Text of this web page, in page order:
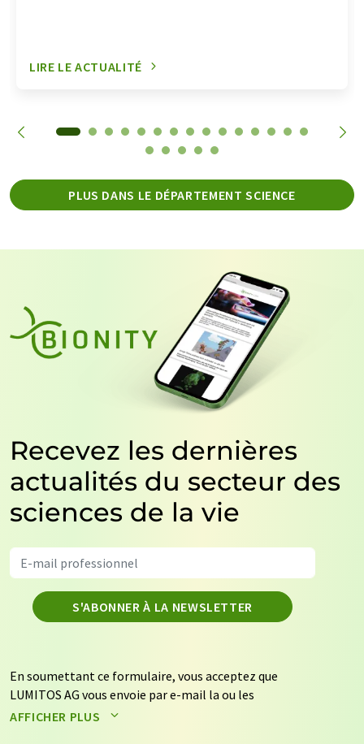
LIRE LE ACTUALITÉ
PLUS DANS LE DÉPARTEMENT SCIENCE
Recevez les dernières
actualités du secteur des
sciences de la vie
S'ABONNER À LA NEWSLETTER
En soumettant ce formulaire, vous acceptez que
LUMITOS AG vous envoie par e-mail la ou les
newsletters sélectionnées ci-dessus. Vos données ne
AFFICHER PLUS